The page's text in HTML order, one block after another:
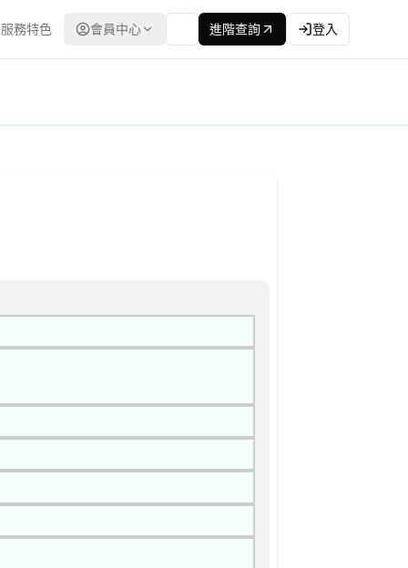
服務特色 會員中心 進階查詢 登入